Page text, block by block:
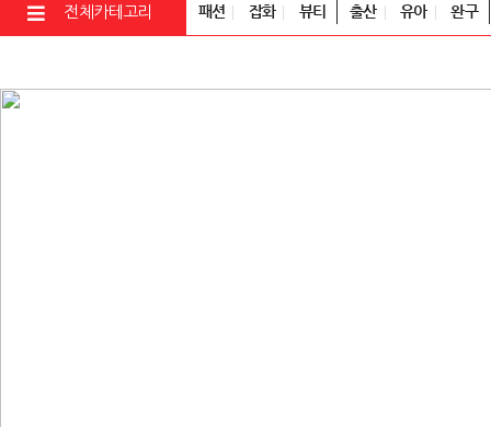
전체카테고리 패션 잡화 뷰티 출산 유아 완구